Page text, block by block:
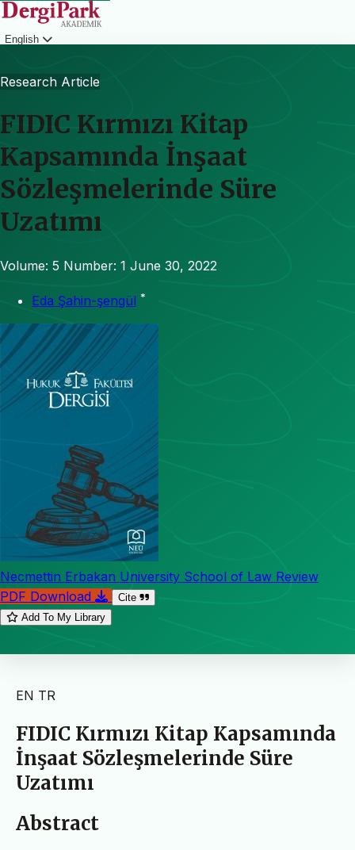
English
Research Article
FIDIC Kırmızı Kitap
Kapsamında İnşaat
Sözleşmelerinde Süre
Uzatımı
Volume: 5 Number: 1 June 30, 2022
Eda Şahin-şengül *
Necmettin Erbakan University School of Law Review
PDF Download
Cite
Add To My Library
EN TR
FIDIC Kırmızı Kitap Kapsamında
İnşaat Sözleşmelerinde Süre
Uzatımı
Abstract